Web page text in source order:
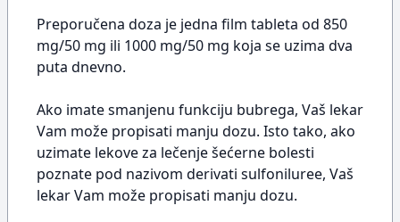
Preporučena doza je jedna film tableta od 850
mg/50 mg ili 1000 mg/50 mg koja se uzima dva
puta dnevno.
Ako imate smanjenu funkciju bubrega, Vaš lekar
Vam može propisati manju dozu. Isto tako, ako
uzimate lekove za lečenje šećerne bolesti
poznate pod nazivom derivati sulfoniluree, Vaš
lekar Vam može propisati manju dozu.